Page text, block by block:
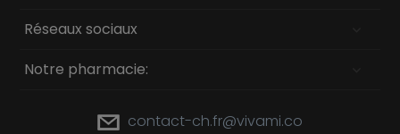
Réseaux sociaux
Notre pharmacie:
contact-ch.fr@vivami.co